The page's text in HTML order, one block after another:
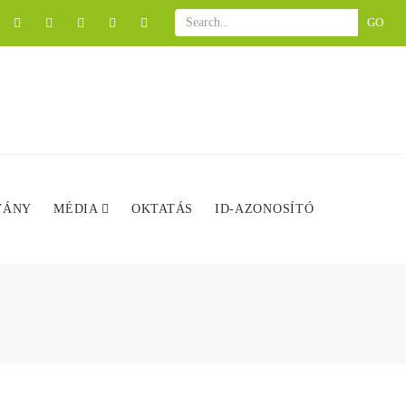
GO
MÉDIA OKTATÁS ID-AZONOSÍTÓ